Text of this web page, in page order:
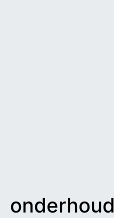
onderhoud